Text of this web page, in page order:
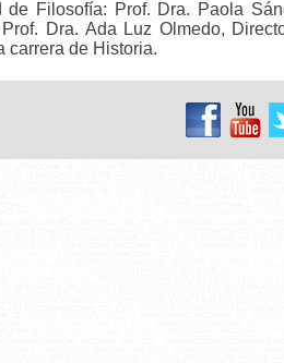
Filosofía: Prof. Dra. Paola
Dra. Ada Luz Olmedo,
carrera de Historia.